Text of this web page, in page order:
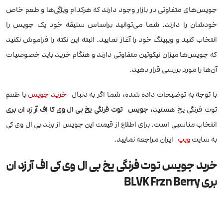
جویس‌های متفاوتی در بازار وجود دارند که هرکدام ویژگی‌ها و طعم خاص
خودشان را دارند. شما می‌توانید براساس سلیقه خود یک جویس را
انتخاب کنید و ویپینگ خود را آغاز نمایید. البته این نکته را فراموش نکنید
که جویس‌ها میزان نیکوتین متفاوتی دارند و هنگام خرید باید خصوصیات
آن‌ها را مورد بررسی قرار دهید.
با توجه به توضیحات داده شده، شما اگر به دنبال خرید جویسبا طعم
توت فرنگی یخ هستید،جویس توت فرنگی یخ بی ال وی کا اف آر زد ان بری
انتخاب مناسبی است. برای اطلاع از قیمت این جویس از برند بی ال وی کی
به سایتویپ ایران مراجعه نمایید.
خرید جویس توت فرنگی یخ بی ال وی کی اف آر زد ان
بری BLVK Frzn Berry